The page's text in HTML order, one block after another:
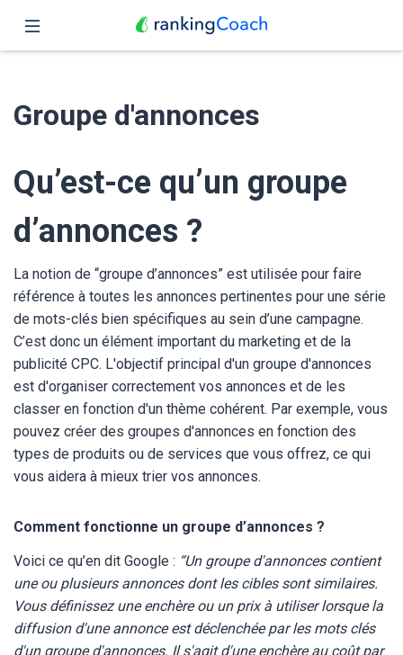
Fonctionnalités
Tarifs
Français
Groupe d'annonces
Qu’est-ce qu’un groupe
d’annonces ?
La notion de “groupe d’annonces” est utilisée pour faire
référence à toutes les annonces pertinentes pour une série
de mots-clés bien spécifiques au sein d’une campagne.
C’est donc un élément important du marketing et de la
publicité CPC. L'objectif principal d'un groupe d'annonces
est d'organiser correctement vos annonces et de les
classer en fonction d'un thème cohérent. Par exemple, vous
pouvez créer des groupes d'annonces en fonction des
types de produits ou de services que vous offrez, ce qui
vous aidera à mieux trier vos annonces.
Comment fonctionne un groupe d’annonces ?
Voici ce qu’en dit Google : “Un groupe d'annonces contient
une ou plusieurs annonces dont les cibles sont similaires.
Vous définissez une enchère ou un prix à utiliser lorsque la
diffusion d'une annonce est déclenchée par les mots clés
d'un groupe d'annonces. Il s'agit d'une enchère au coût par